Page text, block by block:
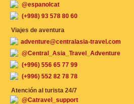
@espanolcat
(+998) 93 578 80 60
Viajes de aventura
adventure@centralasia-travel.com
@Central_Asia_Travel_Adventure
(+996) 556 65 77 99
(+996) 552 82 78 78
Atención al turista 24/7
@Catravel_support